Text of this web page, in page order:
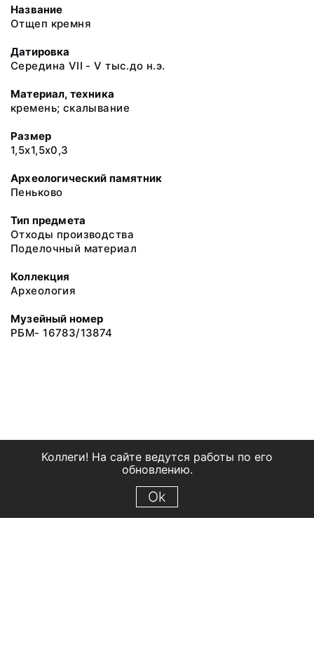
Название
Отщеп кремня
Датировка
Середина VII - V тыс.до н.э.
Материал, техника
кремень; скалывание
Размер
1,5х1,5х0,3
Археологический памятник
Пеньково
Тип предмета
Отходы производства
Поделочный материал
Коллекция
Археология
Музейный номер
РБМ- 16783/13874
Коллеги! На сайте ведутся работы по его
обновлению.
Ok